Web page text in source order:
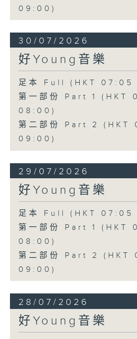
09:00)
30/07/2026
好Young音樂
足本 Full (HKT
第一部份 Part 1 (HKT
08:00)
第二部份 Part 2 (HKT
09:00)
29/07/2026
好Young音樂
足本 Full (HKT
第一部份 Part 1 (HKT
08:00)
第二部份 Part 2 (HKT
09:00)
28/07/2026
好Young音樂